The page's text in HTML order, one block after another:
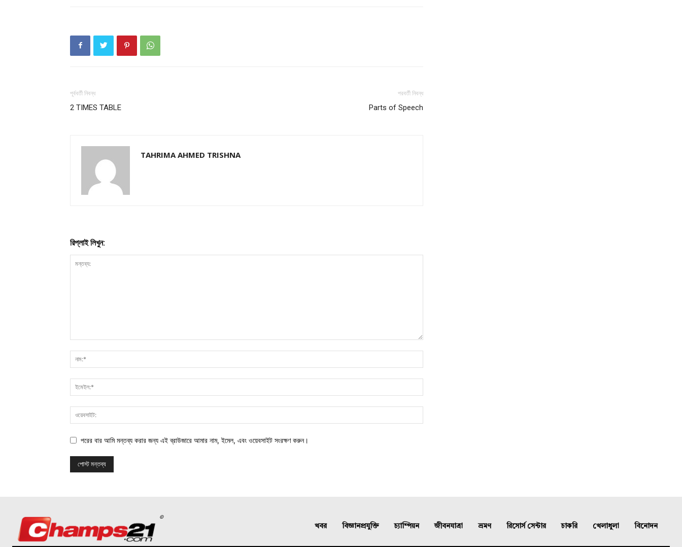
পূর্ববর্তী নিবন্ধ
2 TIMES TABLE
পরবর্তী নিবন্ধ
Parts of Speech
TAHRIMA AHMED TRISHNA
রিপ্লাই লিখুন:
পরের বার আমি মন্তব্য করার জন্য এই ব্রাউজারে আমার নাম, ইমেল, এবং ওয়েবসাইট সংরক্ষণ করুন।
©
খবর বিজ্ঞানপ্রযুক্তি চ্যাম্পিয়ন জীবনযাত্রা ভ্রমণ রিসোর্স সেন্টার চাকরি খেলাধুলা বিনোদন